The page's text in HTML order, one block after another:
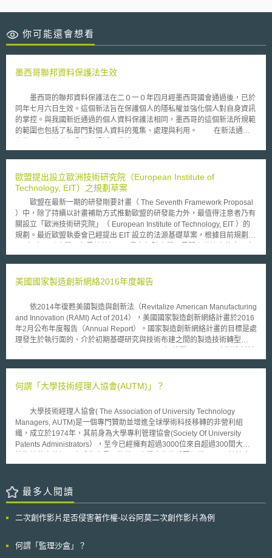
你可能還會想看
墨西哥聯邦資料保護法生效
墨西哥的聯邦資料保護法在二０一０年四月經墨西哥國會通過後，已於
同年七月六日生效。這個新法旨在保護個人的隱私權並強化個人對自身資訊
的掌控。與我國新近通過的個人資料保護法相同，墨西哥的這個新法所規範
的範圍也包括了私部門對個人資料的蒐集、處理與利用。 在新法通過
Public Information），亦擴張執掌並更名為聯邦公共資料近用及資料保護機
新制下，該機構將在原有負責事務外，另肩負起監督私部門就個人資料保護
的相關事務。 此外，該法設計了一個雙重的監督機制：當資料的蒐
違反聯邦資料保護法的狀況，將先由各相關部門的主管機關，例如主管經濟
事務的機關或主管交通事務的機關來介入處理，而非由聯邦公共資料近用及
資料保護機構立刻介入。
歐盟提出設立歐洲技術研究院（European Institute of
Technology, EIT）之規劃草案
歐盟在最新一期的研發剛要計畫（ The Seventh Framework Proposal
）中，除了持續以計畫補助方式推動歐盟的研發能力外，最值得注意者乃有
關設立「歐洲技術研究院」（ European Institute of Technology, EIT ）的
規劃。最近歐盟執委會已經提出 EIT 設立的法源基礎草案，根據目前規劃，
來 EIT 除為產學研合作之參考模式外，並將扮演歐洲地區創新、研究與高等
面對全球化及知識經濟社會所帶來之挑戰。 就組織面而言， EIT 係整
常設之科學及職員人力；另 EIT 將由數個知識及創新社群（ Knowledge
and Innovation Communities, KICs ）組成，各 KICs 代表不同區域之大
學、研究組織與企業，各 KISs 與 EIT 以契約規範彼此間的權利義務關係；
至於各個 KICs 的組織結構，以及其如何達到契約目的，則交由其自治。目
立規劃草案順利取得前述兩機構同意，預計 EIT 將可能從 2008 年起正式運
美國國家製造創新網絡2016年度報告
依2014年復甦美國製造與創新法（Revitalize American Manufacturing
and Innovation (RAMI) Act of 2014），美國國家製造創新網絡計畫於2016
年2月公布年度報告（Annual Report）。國家製造創新網絡計畫的目標是處
理發生於執行面的、介於初期基礎研究與技術布建之間的製造技術轉型
網絡計畫的關鍵核心之一，是連結創新與製造，而「研發機構」
年「國家製造創新網絡先期規劃」（NNMI-PD）以及2014年復甦美國製造
private partnership），其成員可包括各該業界之業者與學研機構，以及商
務部長認屬適當之產業聯盟（industry-led consortia）、技職教育學校、聯
邦政府所屬實驗室、以及非營利機構等。「研發機構」將以上之利害關係各
方匯聚形成一個創新生態系（innovation ecosystem），以共同因應高風險
研能量，並深化智慧機械自主技術中長期布局與產品創新。
何謂「大學技術經理人協會(AUTM)」？
大學技術經理人協會( The Association of University Technology
Managers, AUTM)是一個專門贊助並增進全球學術科技移轉的非營利組
織，成立於1974年，其前身為大學專利管理協會(Society Of University
Patents Administrators），至今已經擁有超過3000位來自超過300間大學
運作之目的為充實成員對於技術轉移的知識、贊助技術轉移活動的進行、增
每年對美國及加拿大的大學、教學醫院，以及研究機構進行問卷調查，以了
解各大學級研究機構的技術授權情形，並發布年度授權活動調查報告
地的大學、研究機構、營利及非營利組織，以及全球對技術轉移議題有興趣
外，並會提供相關企業或組織展示其技術移轉之服務及成果的機會，提供與
最多人閱讀
二次創作影片是否侵害著作權-以谷阿莫二次創作影片為例
何謂「監理沙盒」？